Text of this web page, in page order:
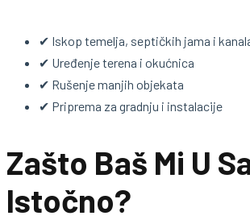
✔ Iskop temelja, septičkih jama i
✔ Uređenje terena i okućnica
✔ Rušenje manjih objekata
✔ Priprema za gradnju i instalacije
Zašto Baš Mi U
Istočno?